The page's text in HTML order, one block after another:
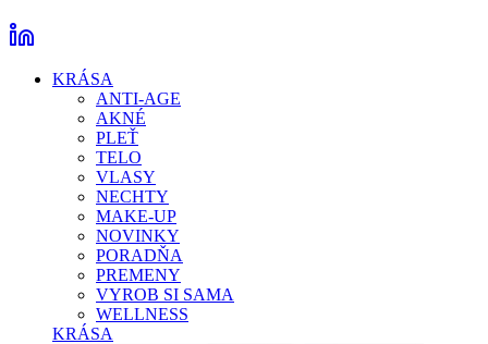
KRÁSA
ANTI-AGE
AKNÉ
PLEŤ
TELO
VLASY
NECHTY
MAKE-UP
NOVINKY
PORADŇA
PREMENY
VYROB SI SAMA
WELLNESS
KRÁSA